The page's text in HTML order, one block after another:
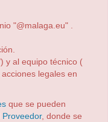
"@malaga.eu" .
y al equipo técnico (
legales en
que se pueden
Proveedor, donde se